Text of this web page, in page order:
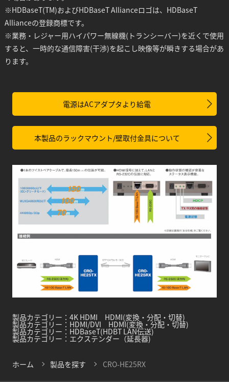
※HDBaseT(TM)およびHDBaseT Allianceロゴは、HDBaseT
Allianceの登録商標です。
※業務・レジャー用ハイパワー無線機(トランシーバー)を近くで使用
すると、一時的な通信障害(干渉)を起こし映像等が瞬きする場合があ
ります。
電源はACアダプタより給電
本製品のラックマウント/壁取付金具について
製品カテゴリー： 4K HDMI HDMI(変換・分配・切替)
製品カテゴリー： HDMI/DVI HDMI(変換・分配・切替)
製品カテゴリー： HDBaseT(HDBT LAN伝送)
製品カテゴリー： エクステンダー（延長器)
ホーム 製品を探す CRO-HE25RX